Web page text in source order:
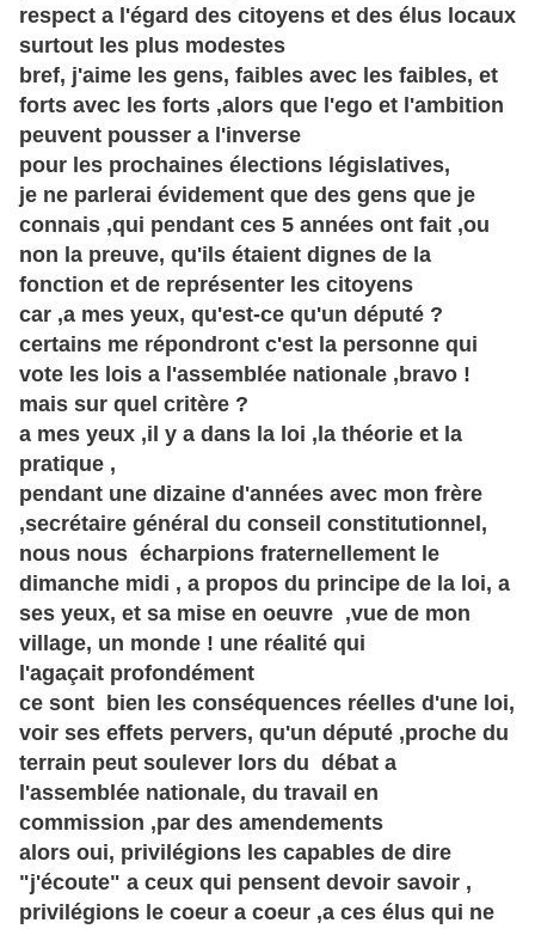
respect a l'égard des citoyens et des élus locaux
surtout les plus modestes
bref, j'aime les gens, faibles avec les faibles, et
forts avec les forts ,alors que l'ego et l'ambition
peuvent pousser a l'inverse
pour les prochaines élections législatives,
je ne parlerai évidement que des gens que je
connais ,qui pendant ces 5 années ont fait ,ou
non la preuve, qu'ils étaient dignes de la
fonction et de représenter les citoyens
car ,a mes yeux, qu'est-ce qu'un député ?
certains me répondront c'est la personne qui
vote les lois a l'assemblée nationale ,bravo !
mais sur quel critère ?
a mes yeux ,il y a dans la loi ,la théorie et la
pratique ,
pendant une dizaine d'années avec mon frère
,secrétaire général du conseil constitutionnel,
nous nous écharpions fraternellement le
dimanche midi , a propos du principe de la loi, a
ses yeux, et sa mise en oeuvre ,vue de mon
village, un monde ! une réalité qui
l'agaçait profondément
ce sont bien les conséquences réelles d'une loi,
voir ses effets pervers, qu'un député ,proche du
terrain peut soulever lors du débat a
l'assemblée nationale, du travail en
commission ,par des amendements
alors oui, privilégions les capables de dire
"j'écoute" a ceux qui pensent devoir savoir ,
privilégions le coeur a coeur ,a ces élus qui ne